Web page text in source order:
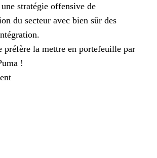
une stratégie offensive de
du secteur avec bien sûr des
préfère la mettre en portefeuille par
!